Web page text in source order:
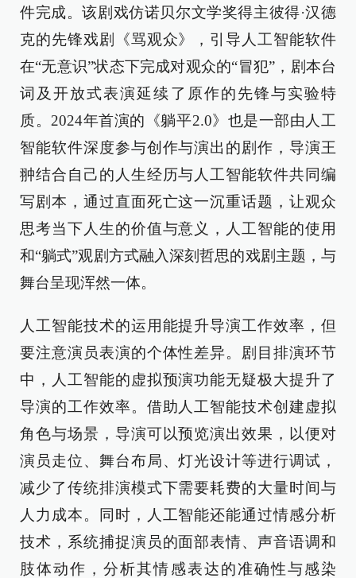
件完成。该剧戏仿诺贝尔文学奖得主彼得·汉德
克的先锋戏剧《骂观众》，引导人工智能软件
在“无意识”状态下完成对观众的“冒犯”，剧本台
词及开放式表演延续了原作的先锋与实验特
质。2024年首演的《躺平2.0》也是一部由人工
智能软件深度参与创作与演出的剧作，导演王
翀结合自己的人生经历与人工智能软件共同编
写剧本，通过直面死亡这一沉重话题，让观众
思考当下人生的价值与意义，人工智能的使用
和“躺式”观剧方式融入深刻哲思的戏剧主题，与
舞台呈现浑然一体。
人工智能技术的运用能提升导演工作效率，但
要注意演员表演的个体性差异。剧目排演环节
中，人工智能的虚拟预演功能无疑极大提升了
导演的工作效率。借助人工智能技术创建虚拟
角色与场景，导演可以预览演出效果，以便对
演员走位、舞台布局、灯光设计等进行调试，
减少了传统排演模式下需要耗费的大量时间与
人力成本。同时，人工智能还能通过情感分析
技术，系统捕捉演员的面部表情、声音语调和
肢体动作，分析其情感表达的准确性与感染